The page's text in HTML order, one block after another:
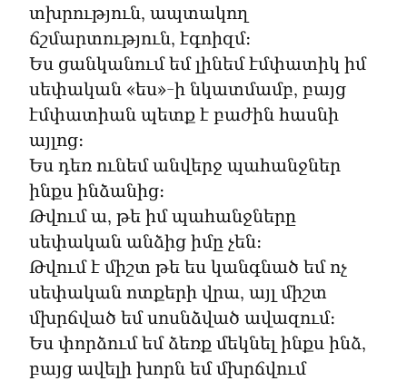
տխրություն, ապտակող
ճշմարտություն, էգոիզմ։
Ես ցանկանում եմ լինեմ էմփատիկ իմ
սեփական «ես»-ի նկատմամբ, բայց
էմփատիան պետք է բաժին հասնի
այլոց։
Ես դեռ ունեմ անվերջ պահանջներ
ինքս ինձանից։
Թվում ա, թե իմ պահանջները
սեփական անձից իմը չեն։
Թվում է միշտ թե ես կանգնած եմ ոչ
սեփական ոտքերի վրա, այլ միշտ
մխրճված եմ սոսնձված ավազում։
Ես փորձում եմ ձեռք մեկնել ինքս ինձ,
բայց ավելի խորն եմ մխրճվում